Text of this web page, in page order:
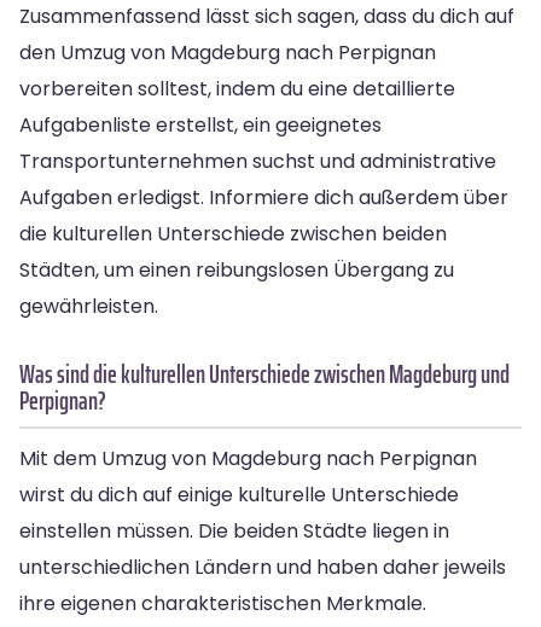
Zusammenfassend lässt sich sagen, dass du dich auf
den Umzug von Magdeburg nach Perpignan
vorbereiten solltest, indem du eine detaillierte
Aufgabenliste erstellst, ein geeignetes
Transportunternehmen suchst und administrative
Aufgaben erledigst. Informiere dich außerdem über
die kulturellen Unterschiede zwischen beiden
Städten, um einen reibungslosen Übergang zu
gewährleisten.
Was sind die kulturellen Unterschiede zwischen Magdeburg und
Perpignan?
Mit dem Umzug von Magdeburg nach Perpignan
wirst du dich auf einige kulturelle Unterschiede
einstellen müssen. Die beiden Städte liegen in
unterschiedlichen Ländern und haben daher jeweils
ihre eigenen charakteristischen Merkmale.